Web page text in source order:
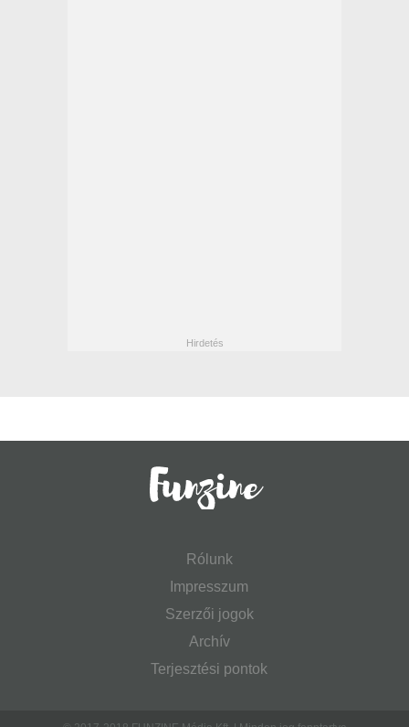
Rólunk
Impresszum
Szerzői jogok
Archív
Terjesztési pontok